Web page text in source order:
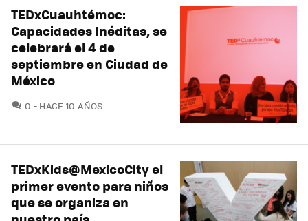
TEDxCuauhtémoc:
Capacidades Inéditas, se
celebrará el 4 de
septiembre en Ciudad de
México
0 COMENTARIOS
HACE 10 AÑOS
TEDxKids@MexicoCity el
primer evento para niños
que se organiza en